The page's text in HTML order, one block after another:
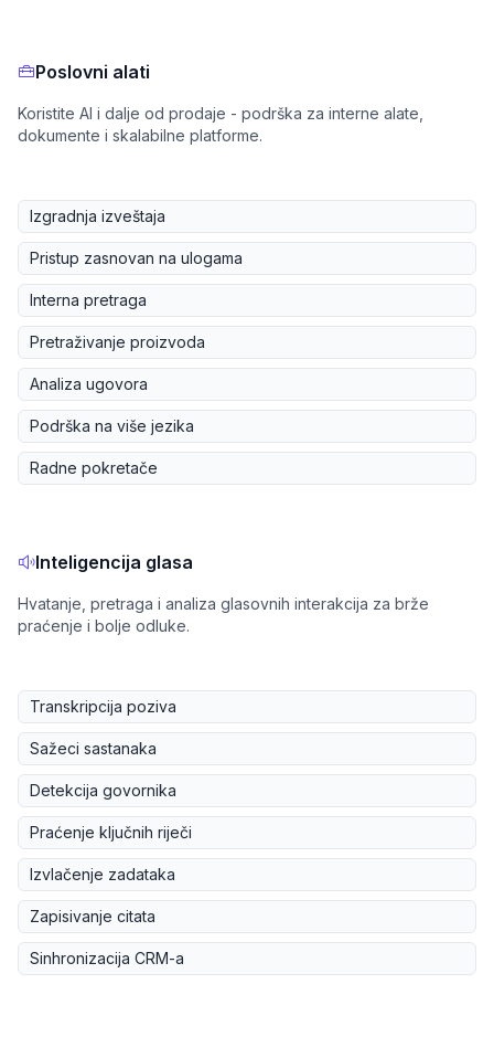
Poslovni alati
Koristite AI i dalje od prodaje - podrška za interne alate,
dokumente i skalabilne platforme.
Izgradnja izveštaja
Pristup zasnovan na ulogama
Interna pretraga
Pretraživanje proizvoda
Analiza ugovora
Podrška na više jezika
Radne pokretače
Inteligencija glasa
Hvatanje, pretraga i analiza glasovnih interakcija za brže
praćenje i bolje odluke.
Transkripcija poziva
Sažeci sastanaka
Detekcija govornika
Praćenje ključnih riječi
Izvlačenje zadataka
Zapisivanje citata
Sinhronizacija CRM-a